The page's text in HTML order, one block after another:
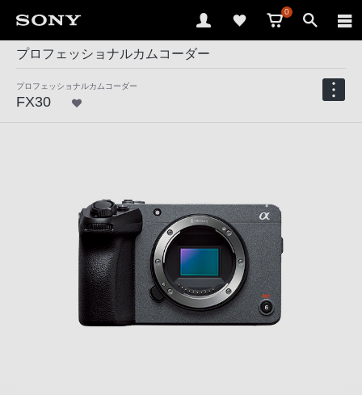
0
プロフェッショナルカムコーダー
プロフェッショナルカムコーダー
FX30